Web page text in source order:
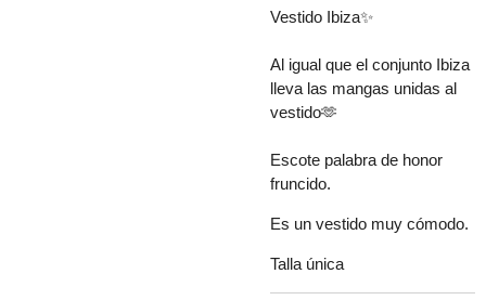
Vestido Ibiza✨
Al igual que el conjunto Ibiza
lleva las mangas unidas al
vestido🫶
Escote palabra de honor
fruncido.
Es un vestido muy cómodo.
Talla única